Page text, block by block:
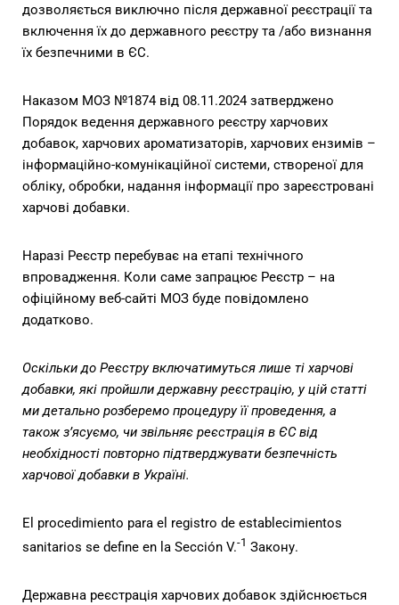
дозволяється виключно після державної реєстрації та
включення їх до державного реєстру та /або визнання
їх безпечними в ЄС.
Наказом МОЗ №1874 від 08.11.2024 затверджено
Порядок ведення державного реєстру харчових
добавок, харчових ароматизаторів, харчових ензимів –
інформаційно-комунікаційної системи, створеної для
обліку, обробки, надання інформації про зареєстровані
харчові добавки.
Наразі Реєстр перебуває на етапі технічного
впровадження. Коли саме запрацює Реєстр – на
офіційному веб-сайті МОЗ буде повідомлено
додатково.
Оскільки до Реєстру включатимуться лише ті харчові
добавки, які пройшли державну реєстрацію, у цій статті
ми детально розберемо процедуру її проведення, а
також з’ясуємо, чи звільняє реєстрація в ЄС від
необхідності повторно підтверджувати безпечність
харчової добавки в Україні.
El procedimiento para el registro de establecimientos
sanitarios se define en la Sección V.-1 Закону.
Державна реєстрація харчових добавок здійснюється